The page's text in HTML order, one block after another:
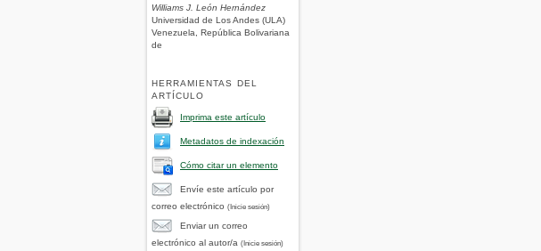
Williams J. León Hernández
Universidad de Los Andes (ULA)
Venezuela, República Bolivariana
de
HERRAMIENTAS DEL
ARTÍCULO
Imprima este artículo
Metadatos de indexación
Cómo citar un elemento
Envíe este artículo por
correo electrónico (Inicie sesión)
Enviar un correo
electrónico al autor/a (Inicie sesión)